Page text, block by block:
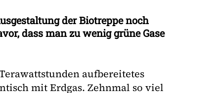
der Biotreppe noch
dass man zu wenig grüne Gase
aufbereitetes
mit Erdgas. Zehnmal so viel